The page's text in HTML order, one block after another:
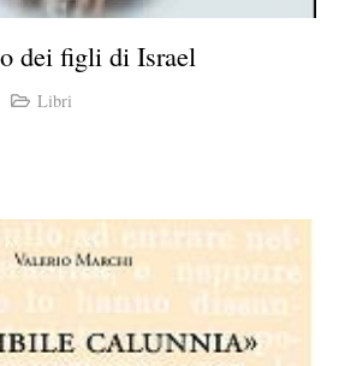
dei figli di Israel
Libri